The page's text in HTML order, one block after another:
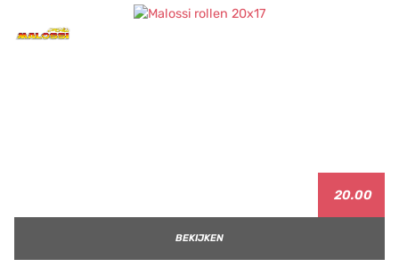
20.00
BEKIJKEN